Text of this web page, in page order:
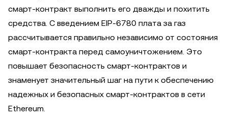
смарт-контракт выполнить его дважды и похитить
средства. С введением EIP-6780 плата за газ
рассчитывается правильно независимо от состояния
смарт-контракта перед самоуничтожением. Это
повышает безопасность смарт-контрактов и
знаменует значительный шаг на пути к обеспечению
надежных и безопасных смарт-контрактов в сети
Ethereum.